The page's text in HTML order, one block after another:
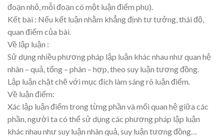
đoạn nhỏ, mỗi đoạn có một luận điểm phụ).
Kết bài : Nếu kết luận nhằm khẳng định tư tưởng, thái độ,
quan điểm của bài.
Về lập luận :
Sử dụng nhiều phương pháp lập luận khác nhau như quan hệ
nhân – quả, tổng – phân – hợp, theo suy luận tương đồng.
Lập luận chặt chẽ với mục đích làm sáng rõ luận điểm.
Về luận điểm:
Xác lập luận điểm trong từng phần và mối quan hệ giữa các
phần, người ta có thể sử dụng các phương pháp lập luận
khác nhau như suy luận nhân quả, suy luận tương đồng…